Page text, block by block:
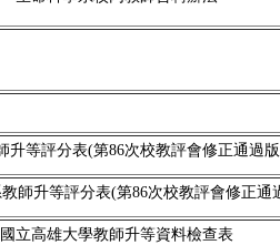
升等評分表(第86次校教評會修正通過
師升等評分表(第86次校教評會修正通
國立高雄大學教師升等資料檢查表